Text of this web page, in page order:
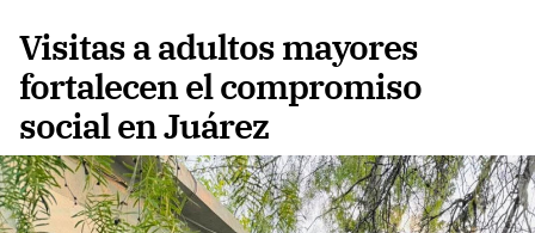
Visitas a adultos mayores
fortalecen el compromiso
social en Juárez